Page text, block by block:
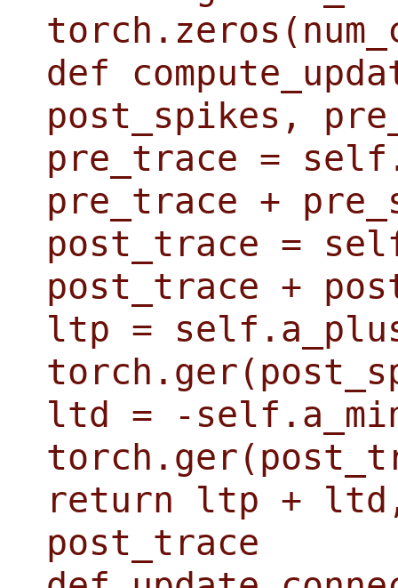
def
post_spikes,
pre_trace =
pre_trace +
post_trace =
post_trace +
ltp =
ltd = -
return ltp +
post_trace